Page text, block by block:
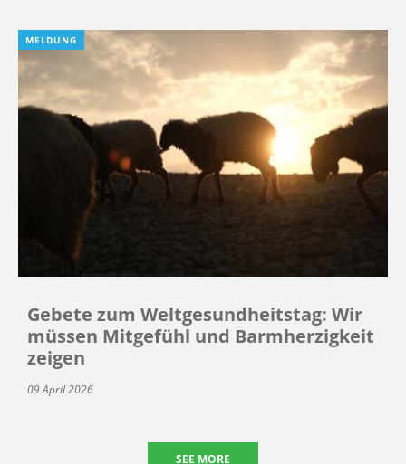
MELDUNG
Gebete zum Weltgesundheitstag: Wir
müssen Mitgefühl und Barmherzigkeit
zeigen
09 April 2026
SEE MORE